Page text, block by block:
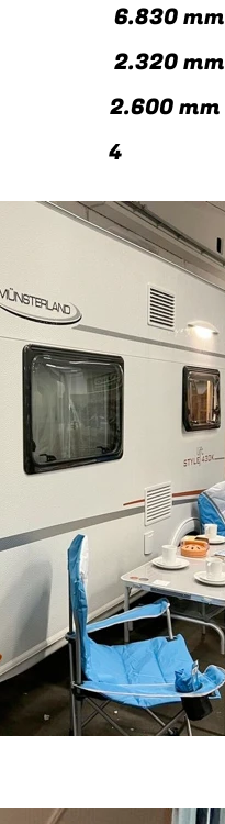
mm
mm
mm
4